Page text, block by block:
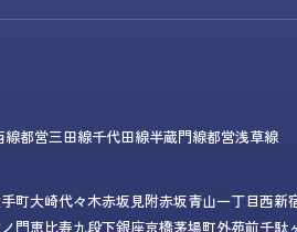
線都営三田線千代田線半蔵門線都営浅草線
町大崎代々木赤坂見附赤坂青山一丁目西新
門恵比寿九段下銀座京橋茅場町外苑前千駄